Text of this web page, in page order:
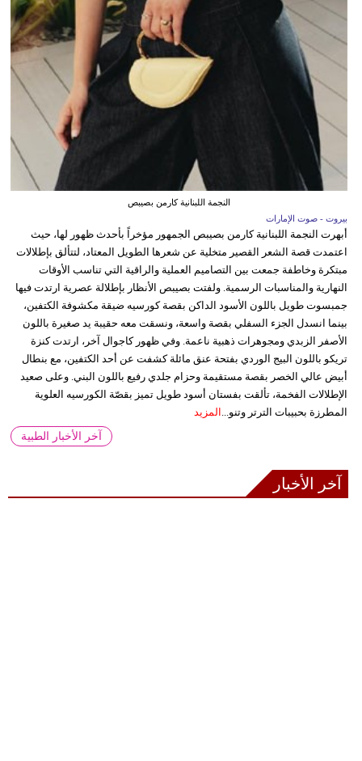
النجمة اللبنانية كارمن بصيبص
بيروت - صوت الإمارات
أبهرت النجمة اللبنانية كارمن بصيبص الجمهور مؤخراً بأحدث ظهور لها، حيث
اعتمدت قصة الشعر القصير متخلية عن شعرها الطويل المعتاد، لتتألق بإطلالات
مبتكرة وخاطفة جمعت بين التصاميم العملية والراقية التي تناسب الأوقات
النهارية والمناسبات الرسمية. ولفتت بصيبص الأنظار بإطلالة عصرية ارتدت فيها
جمبسوت طويل باللون الأسود الداكن بقصة كورسيه ضيقة مكشوفة الكتفين،
بينما انسدل الجزء السفلي بقصة واسعة، ونسقت معه حقيبة يد صغيرة باللون
الأصفر الزبدي ومجوهرات ذهبية ناعمة. وفي ظهور كاجوال آخر، ارتدت كنزة
تريكو باللون البيج الوردي بفتحة عنق مائلة كشفت عن أحد الكتفين، مع بنطال
أبيض عالي الخصر بقصة مستقيمة وحزام جلدي رفيع باللون البني. وعلى صعيد
الإطلالات الفخمة، تألقت بفستان أسود طويل تميز بقصّة الكورسيه العلوية
المطرزة بحبيبات الترتر وتنو... المزيد
آخر الأخبار الطبية
آخر الأخبار